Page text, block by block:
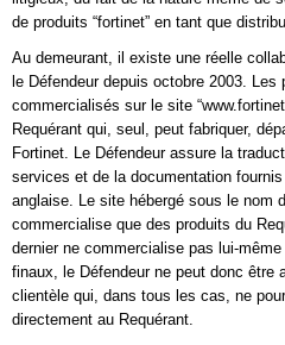
de produits “fortinet” en tant que
Au demeurant, il existe une réelle
le Défendeur depuis octobre 2003.
commercialisés sur le site
Requérant qui, seul, peut fabriquer,
Fortinet. Le Défendeur assure la
services et de la documentation
anglaise. Le site hébergé sous le nom
commercialise que des produits du
dernier ne commercialise pas lui-
finaux, le Défendeur ne peut donc être
clientèle qui, dans tous les cas, ne
directement au Requérant.